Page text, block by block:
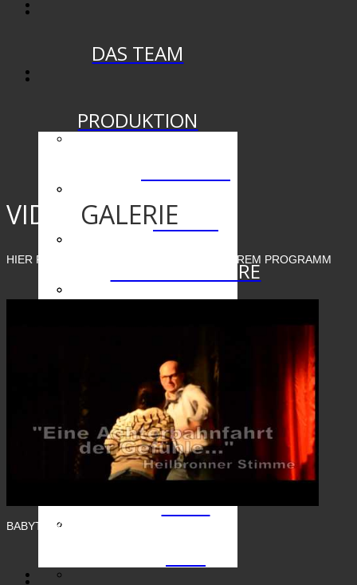
DAS TEAM
PRODUKTION
INHALT
DIE CHARAKTERE
TERMINE
MEDIA
Video
VIDEO GALERIE
HIER FINDEN SIE AUSSCHNITTE AUS UNSEREM PROGRAMM
BABYTALK - Trailer 2014 / 2015